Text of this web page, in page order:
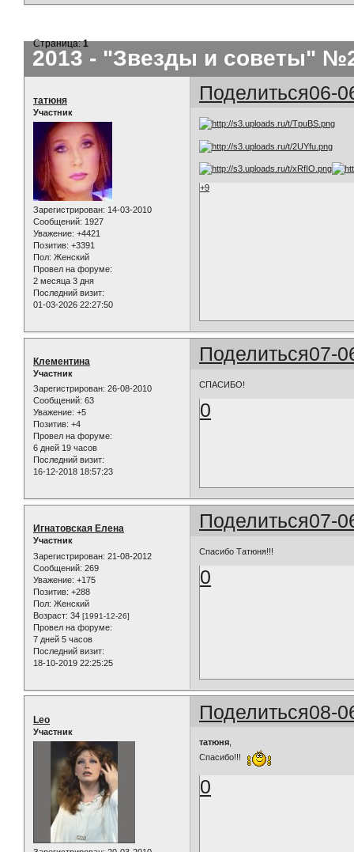
2013 - "Звезды и советы"
Страница:1
Поделиться06-
татюня
Участник
Зарегистрирован: 14-03-2010
Сообщений: 1927
Уважение: +4421
Позитив: +3391
Пол: Женский
Провел на форуме:
2 месяца 3 дня
Последний визит:
01-03-2026 22:27:50
+9
Поделиться07-
Клементина
Участник
Зарегистрирован: 26-08-2010
Сообщений: 63
Уважение: +5
Позитив: +4
Провел на форуме:
6 дней 19 часов
Последний визит:
16-12-2018 18:57:23
СПАСИБО!
0
Поделиться07-
Игнатовская Елена
Участник
Зарегистрирован: 21-08-2012
Сообщений: 269
Уважение: +175
Позитив: +288
Пол: Женский
Возраст: 34 [1991-12-26]
Провел на форуме:
7 дней 5 часов
Последний визит:
18-10-2019 22:25:25
Спасибо Татюня!!!
0
Поделиться08-
Leo
Участник
татюня
Спасибо!!!
0